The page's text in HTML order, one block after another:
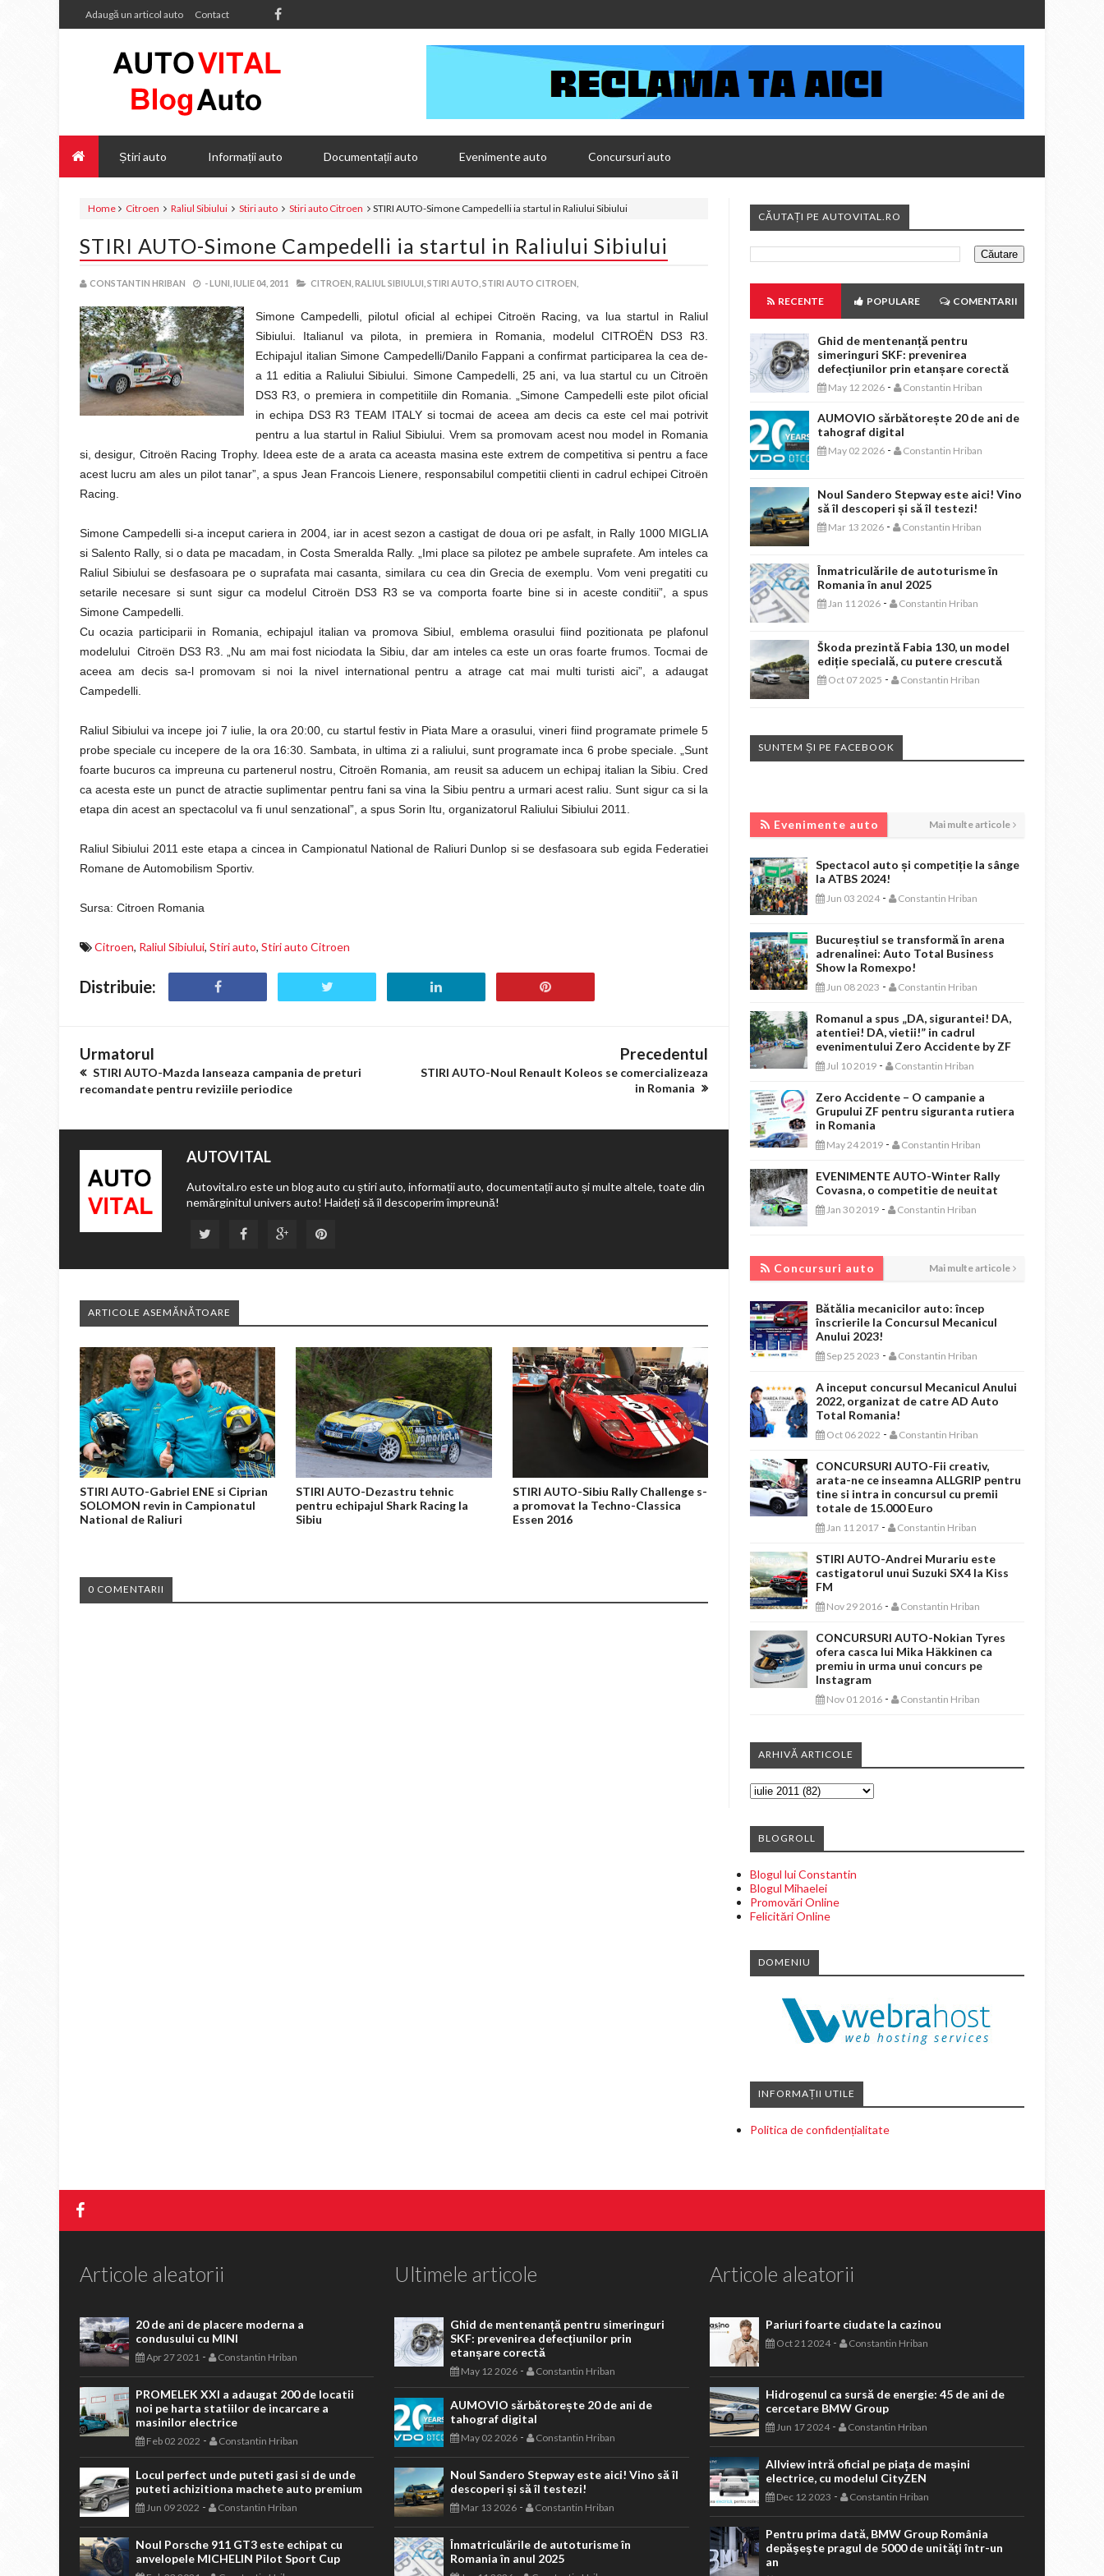
Adaugă un articol auto Contact
Știri auto Informații auto Documentații auto Evenimente auto Concursuri auto
Home Citroen Raliul Sibiului Stiri auto Stiri auto Citroen STIRI AUTO-Simone Campedelli ia startul in Raliului Sibiului
STIRI AUTO-Simone Campedelli ia startul in Raliului Sibiului
CONSTANTIN HRIBAN -LUNI, IULIE 04, 2011 CITROEN, RALIUL SIBIULUI, STIRI AUTO, STIRI AUTO CITROEN,
Simone Campedelli, pilotul oficial al echipei Citroën Racing, va lua startul in Raliul
Sibiului. Italianul va pilota, in premiera in Romania, modelul CITROËN DS3 R3.
Echipajul italian Simone Campedelli/Danilo Fappani a confirmat participarea la cea de-
a 11 editia a Raliului Sibiului. Simone Campedelli, 25 ani, va lua startul cu un Citroën
DS3 R3, o premiera in competitiile din Romania. „Simone Campedelli este pilot oficial
in echipa DS3 R3 TEAM ITALY si tocmai de aceea am decis ca este cel mai potrivit
pentru a lua startul in Raliul Sibiului. Vrem sa promovam acest nou model in Romania
si, desigur, Citroën Racing Trophy. Ideea este de a arata ca aceasta masina este extrem de competitiva si pentru a face
acest lucru am ales un pilot tanar”, a spus Jean Francois Lienere, responsabilul competitii clienti in cadrul echipei Citroën
Racing.
Simone Campedelli si-a inceput cariera in 2004, iar in acest sezon a castigat de doua ori pe asfalt, in Rally 1000 MIGLIA
si Salento Rally, si o data pe macadam, in Costa Smeralda Rally. „Imi place sa pilotez pe ambele suprafete. Am inteles ca
Raliul Sibiului se desfasoara pe o suprafata mai casanta, similara cu cea din Grecia de exemplu. Vom veni pregatiti cu
setarile necesare si sunt sigur ca modelul Citroën DS3 R3 se va comporta foarte bine si in aceste conditii”, a spus
Simone Campedelli.
Cu ocazia participarii in Romania, echipajul italian va promova Sibiul, emblema orasului fiind pozitionata pe plafonul
modelului Citroën DS3 R3. „Nu am mai fost niciodata la Sibiu, dar am inteles ca este un oras foarte frumos. Tocmai de
aceea am decis sa-l promovam si noi la nivel international pentru a atrage cat mai multi turisti aici”, a adaugat
Campedelli.
Raliul Sibiului va incepe joi 7 iulie, la ora 20:00, cu startul festiv in Piata Mare a orasului, vineri fiind programate primele 5
probe speciale cu incepere de la ora 16:30. Sambata, in ultima zi a raliului, sunt programate inca 6 probe speciale. „Sunt
foarte bucuros ca impreuna cu partenerul nostru, Citroën Romania, am reusit sa aducem un echipaj italian la Sibiu. Cred
ca acesta este un punct de atractie suplimentar pentru fani sa vina la Sibiu pentru a urmari acest raliu. Sunt sigur ca si la
etapa din acest an spectacolul va fi unul senzational”, a spus Sorin Itu, organizatorul Raliului Sibiului 2011.
Raliul Sibiului 2011 este etapa a cincea in Campionatul National de Raliuri Dunlop si se desfasoara sub egida Federatiei
Romane de Automobilism Sportiv.
Sursa: Citroen Romania
Citroen, Raliul Sibiului, Stiri auto, Stiri auto Citroen
Distribuie:
Urmatorul
STIRI AUTO-Mazda lanseaza campania de preturi
recomandate pentru reviziile periodice
Precedentul
STIRI AUTO-Noul Renault Koleos se comercializeaza
in Romania
AUTOVITAL
Autovital.ro este un blog auto cu știri auto, informații auto, documentații auto și multe altele, toate din
nemărginitul univers auto! Haideți să îl descoperim împreună!
ARTICOLE ASEMĂNĂTOARE
STIRI AUTO-Gabriel ENE si Ciprian
SOLOMON revin in Campionatul
National de Raliuri
STIRI AUTO-Dezastru tehnic
pentru echipajul Shark Racing la
Sibiu
STIRI AUTO-Sibiu Rally Challenge s-
a promovat la Techno-Classica
Essen 2016
0 COMENTARII
CĂUTAȚI PE AUTOVITAL.RO
RECENTE POPULARE COMENTARII
Ghid de mentenanță pentru
simeringuri SKF: prevenirea
defecțiunilor prin etanșare corectă
May 12 2026 - Constantin Hriban
AUMOVIO sărbătorește 20 de ani de
tahograf digital
May 02 2026 - Constantin Hriban
Noul Sandero Stepway este aici! Vino
să îl descoperi și să îl testezi!
Mar 13 2026 - Constantin Hriban
Înmatriculările de autoturisme în
Romania în anul 2025
Jan 11 2026 - Constantin Hriban
Škoda prezintă Fabia 130, un model
ediție specială, cu putere crescută
Oct 07 2025 - Constantin Hriban
SUNTEM ȘI PE FACEBOOK
Evenimente auto Mai multe articole
Spectacol auto și competiție la sânge
la ATBS 2024!
Jun 03 2024 - Constantin Hriban
Bucureștiul se transformă în arena
adrenalinei: Auto Total Business
Show la Romexpo!
Jun 08 2023 - Constantin Hriban
Romanul a spus „DA, sigurantei! DA,
atentiei! DA, vietii!” in cadrul
evenimentului Zero Accidente by ZF
Jul 10 2019 - Constantin Hriban
Zero Accidente – O campanie a
Grupului ZF pentru siguranta rutiera
in Romania
May 24 2019 - Constantin Hriban
EVENIMENTE AUTO-Winter Rally
Covasna, o competitie de neuitat
Jan 30 2019 - Constantin Hriban
Concursuri auto Mai multe articole
Bătălia mecanicilor auto: încep
înscrierile la Concursul Mecanicul
Anului 2023!
Sep 25 2023 - Constantin Hriban
A inceput concursul Mecanicul Anului
2022, organizat de catre AD Auto
Total Romania!
Oct 06 2022 - Constantin Hriban
CONCURSURI AUTO-Fii creativ,
arata-ne ce inseamna ALLGRIP pentru
tine si intra in concursul cu premii
totale de 15.000 Euro
Jan 11 2017 - Constantin Hriban
STIRI AUTO-Andrei Murariu este
castigatorul unui Suzuki SX4 la Kiss
FM
Nov 29 2016 - Constantin Hriban
CONCURSURI AUTO-Nokian Tyres
ofera casca lui Mika Häkkinen ca
premiu in urma unui concurs pe
Instagram
Nov 01 2016 - Constantin Hriban
ARHIVĂ ARTICOLE
BLOGROLL
Blogul lui Constantin
Blogul Mihaelei
Promovări Online
Felicitări Online
DOMENIU
INFORMAȚII UTILE
Politica de confidențialitate
Articole aleatorii
20 de ani de placere moderna a
condusului cu MINI
Apr 27 2021 - Constantin Hriban
PROMELEK XXI a adaugat 200 de locatii
noi pe harta statiilor de incarcare a
masinilor electrice
Feb 02 2022 - Constantin Hriban
Locul perfect unde puteti gasi si de unde
puteti achizitiona machete auto premium
Jun 09 2022 - Constantin Hriban
Noul Porsche 911 GT3 este echipat cu
anvelopele MICHELIN Pilot Sport Cup
Ultimele articole
Ghid de mentenanță pentru simeringuri
SKF: prevenirea defecțiunilor prin
etanșare corectă
May 12 2026 - Constantin Hriban
AUMOVIO sărbătorește 20 de ani de
tahograf digital
May 02 2026 - Constantin Hriban
Noul Sandero Stepway este aici! Vino să îl
descoperi și să îl testezi!
Mar 13 2026 - Constantin Hriban
Înmatriculările de autoturisme în
Romania în anul 2025
Articole aleatorii
Pariuri foarte ciudate la cazinou
Oct 21 2024- Constantin Hriban
Hidrogenul ca sursă de energie: 45 de ani de
cercetare BMW Group
Jun 17 2024- Constantin Hriban
Allview intră oficial pe piața de mașini
electrice, cu modelul CityZEN
Dec 12 2023 - Constantin Hriban
Pentru prima dată, BMW Group România
depăşeşte pragul de 5000 de unităţi într-un
an